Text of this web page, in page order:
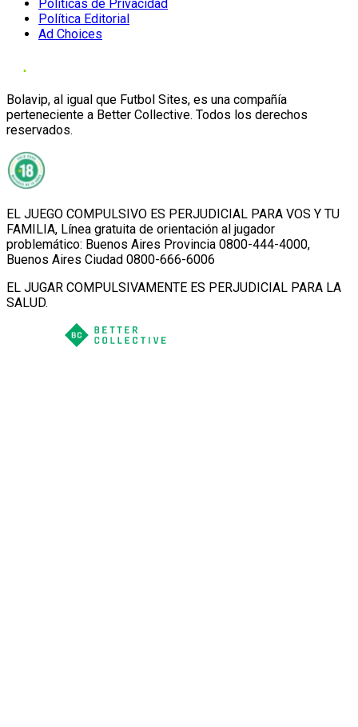
Políticas de Privacidad
Política Editorial
Ad Choices
Bolavip, al igual que Futbol Sites, es una compañía
perteneciente a Better Collective. Todos los derechos
reservados.
EL JUEGO COMPULSIVO ES PERJUDICIAL PARA VOS Y TU
FAMILIA, Línea gratuita de orientación al jugador
problemático: Buenos Aires Provincia 0800-444-4000,
Buenos Aires Ciudad 0800-666-6006
EL JUGAR COMPULSIVAMENTE ES PERJUDICIAL PARA LA
SALUD.